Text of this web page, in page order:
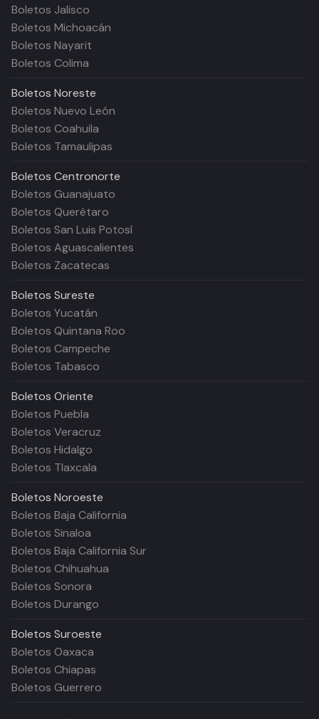
Boletos Jalisco
Boletos Michoacán
Boletos Nayarit
Boletos Colima
Boletos Noreste
Boletos Nuevo León
Boletos Coahuila
Boletos Tamaulipas
Boletos Centronorte
Boletos Guanajuato
Boletos Querétaro
Boletos San Luis Potosí
Boletos Aguascalientes
Boletos Zacatecas
Boletos Sureste
Boletos Yucatán
Boletos Quintana Roo
Boletos Campeche
Boletos Tabasco
Boletos Oriente
Boletos Puebla
Boletos Veracruz
Boletos Hidalgo
Boletos Tlaxcala
Boletos Noroeste
Boletos Baja California
Boletos Sinaloa
Boletos Baja California Sur
Boletos Chihuahua
Boletos Sonora
Boletos Durango
Boletos Suroeste
Boletos Oaxaca
Boletos Chiapas
Boletos Guerrero